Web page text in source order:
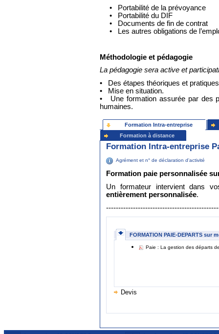
• Portabilité de la prévoyance
• Portabilité du DIF
• Documents de fin de contrat
• Les autres obligations de
Méthodologie et pédagogie
La pédagogie sera active et
• Des étapes théoriques et
• Mise en situation.
• Une formation assurée par des
humaines.
Formation Intra-entreprise
Formation à distance
Formation Intra-entreprise
Agrément et n° de déclaration d'activité
Formation paie personnalisée
Un formateur intervient dans
entièrement personnalisée.
FORMATION PAIE-DEPARTS sur
Paie : La gestion des départs
Devis